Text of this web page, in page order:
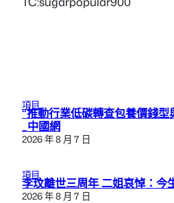
項目
“推動行業低碳轉查包養價錢
_中國網
2026 年 8 月 7 日
項目
李玟離世三周年 二姐哀悼：今
2026 年 8 月 7 日